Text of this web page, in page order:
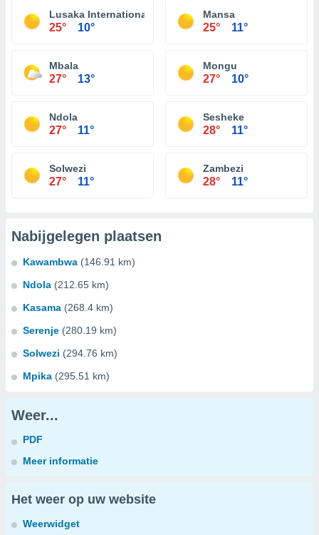
Lusaka International Airport
25° 10°
Mansa
25° 11°
Mbala
27° 13°
Mongu
27° 10°
Ndola
27° 11°
Sesheke
28° 11°
Solwezi
27° 11°
Zambezi
28° 11°
Nabijgelegen plaatsen
Kawambwa (146.91 km)
Ndola (212.65 km)
Kasama (268.4 km)
Serenje (280.19 km)
Solwezi (294.76 km)
Mpika (295.51 km)
Weer...
PDF
Meer informatie
Het weer op uw website
Weerwidget